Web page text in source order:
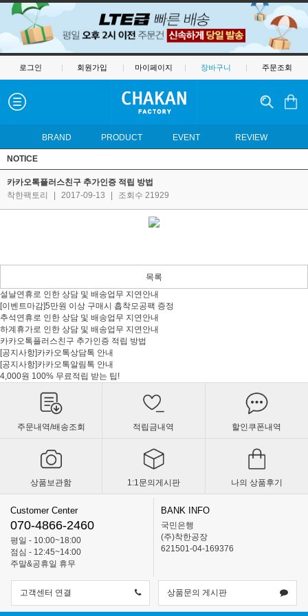
로그인 | 회원가입 | 마이페이지 | 장바구니 | 주문조회
BRAND PRODUCT EVENT REVIEW
NOTICE
카카오톡플러스친구 추가인증 적립 방법
착한팩토리
| 2017-09-13 | 조회수 21929
목록
설날연휴로 인한 상담 및 배송업무 지연안내
[이벤트마감]5만원 이상 구매시 흡착모공팩 증정
추석연휴로 인한 상담 및 배송업무 지연안내
하계휴가로 인한 상담 및 배송업무 지연안내
카카오톡플러스친구 추가인증 적립 방법
[공지사항]카카오톡상담톡 안내
[공지사항]카카오톡알림톡 안내
4,000원 100% 무료적립 받는 팁!
주문내역/배송조회 적립금내역 할인쿠폰내역
상품보관함 1:1문의게시판 나의 상품후기
Customer Center
070-4866-2460
평일 - 10:00~18:00
점심 - 12:45~14:00
주말&공휴일 휴무
BANK INFO
국민은행
(주)착한공장
621501-04-169376
고객센터 연결 상품문의 게시판